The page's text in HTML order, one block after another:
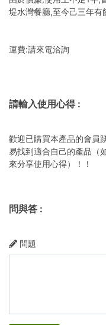
堤水灣餐廳,至今己三年有
運費:請來電洽詢
請輸入使用心得:
歡迎已購買本產品的會員
易找到適合自己的產品（
來分享使用心得）！！
問與答 :
問題